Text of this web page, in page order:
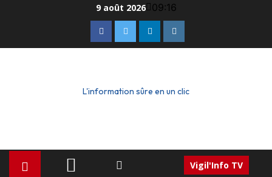
9 août 2026 09:16
L'information sûre en un clic
Vigil'Info TV